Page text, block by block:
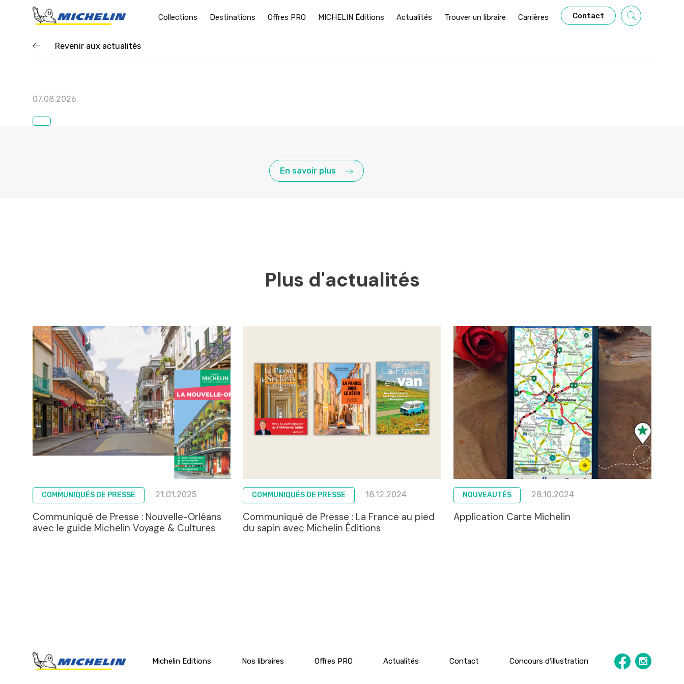
Collections Destinations Offres PRO MICHELIN Éditions Actualités Trouver un libraire Carrières Contact
Revenir aux actualités
07.08.2026
En savoir plus
Plus d'actualités
COMMUNIQUÉS DE PRESSE 21.01.2025
Communiqué de Presse : Nouvelle-Orléans
avec le guide Michelin Voyage & Cultures
COMMUNIQUÉS DE PRESSE 18.12.2024
Communiqué de Presse : La France au pied
du sapin avec Michelin Éditions
NOUVEAUTÉS 28.10.2024
Application Carte Michelin
Michelin Editions Nos libraires Offres PRO Actualités Contact Concours d'illustration